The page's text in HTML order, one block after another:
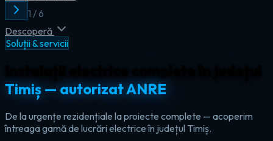
2 /6
Descoperă
Soluții & servicii
Timiș — autorizat ANRE
De la urgențe rezidențiale la proiecte complete — acoperim
întreaga gamă de lucrări electrice în județul Timiș.